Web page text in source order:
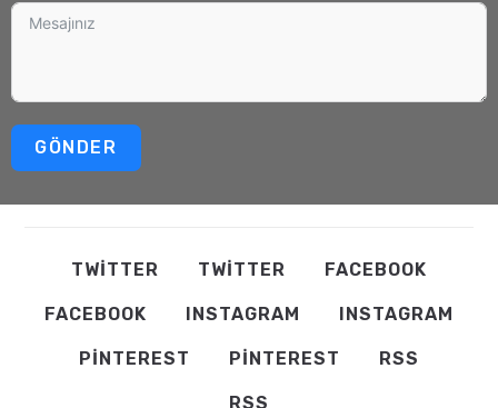
GÖNDER
TWITTER TWITTER FACEBOOK
FACEBOOK INSTAGRAM INSTAGRAM
PINTEREST PINTEREST RSS
RSS